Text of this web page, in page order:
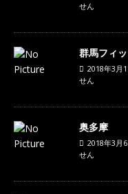
せん
群馬フィ
2018年3月
せん
奥多摩
2018年3月6
せん